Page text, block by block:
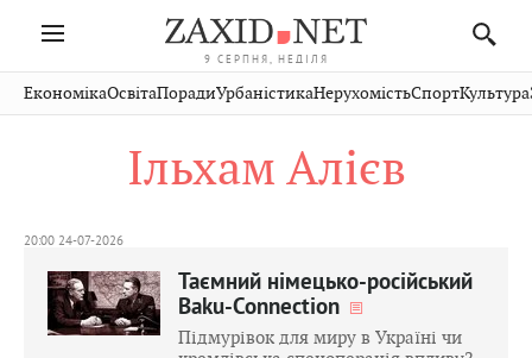
9 СЕРПНЯ, НЕДІЛЯ
Івано-
Франківськ
Волинь
Рівне
Чернівці
Стрий
Хмельницький
Публікації
Авто СловкоКультура
Кіно Дім Спорт
ЕкономікаОсвітаПорадиУрбаністикаНерухомістьСпортКультура
Ільхам Алієв
20:00 24-07-2026
Таємний німецько-російський
Baku-Connection
Підмурівок для миру в Україні чи